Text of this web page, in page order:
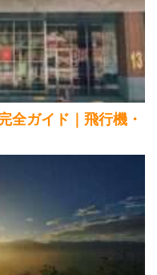
全ガイド｜飛行機・